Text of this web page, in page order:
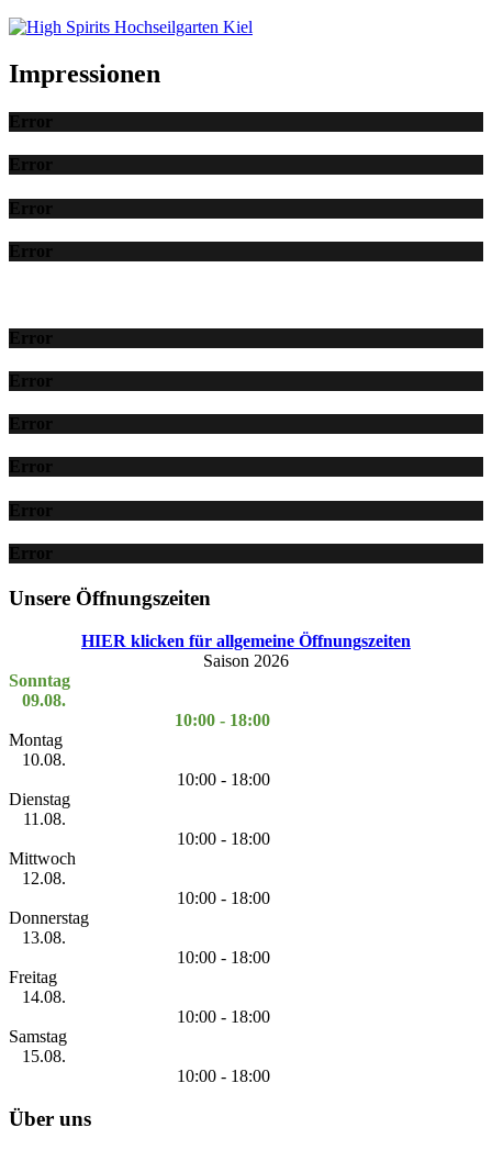
Impressionen
Error
Error
Error
Error
Error
Error
Error
Error
Error
Error
Unsere Öffnungszeiten
HIER klicken für allgemeine Öffnungszeiten
Saison 2026
Sonntag
09.08.
10:00 - 18:00
Montag
10.08.
10:00 - 18:00
Dienstag
11.08.
10:00 - 18:00
Mittwoch
12.08.
10:00 - 18:00
Donnerstag
13.08.
10:00 - 18:00
Freitag
14.08.
10:00 - 18:00
Samstag
15.08.
10:00 - 18:00
Über uns